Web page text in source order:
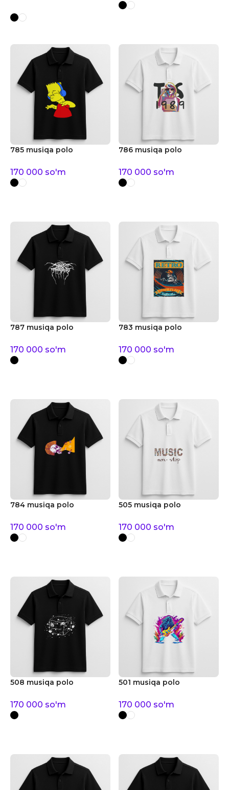
785 musiqa polo
170 000 so'm
786 musiqa polo
170 000 so'm
787 musiqa polo
170 000 so'm
783 musiqa polo
170 000 so'm
784 musiqa polo
170 000 so'm
505 musiqa polo
170 000 so'm
508 musiqa polo
170 000 so'm
501 musiqa polo
170 000 so'm